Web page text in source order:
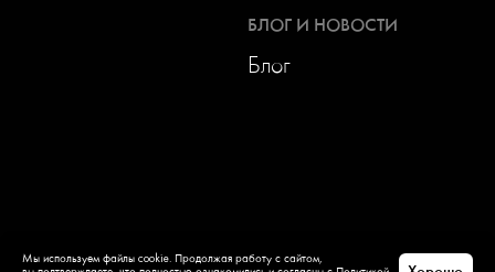
БЛОГ И НОВОСТИ
Блог
Мы используем файлы cookie. Продолжая работу с сайтом,